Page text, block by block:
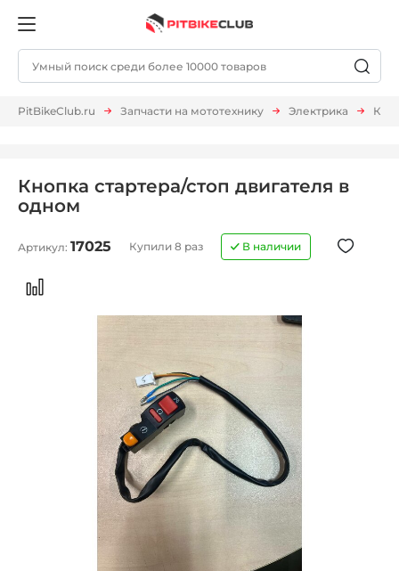
PitBikeClub.ru Запчасти на мототехнику Электрика
Кнопка стартера/стоп двигателя в
одном
Артикул: 17025 Купили 8 раз В наличии